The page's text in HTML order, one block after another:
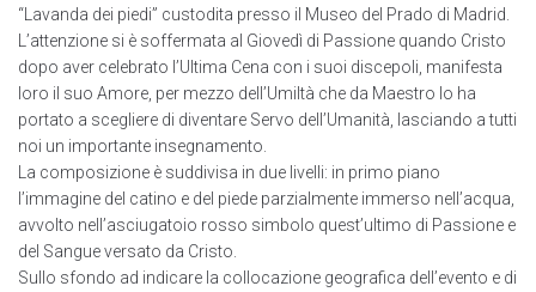
“Lavanda dei piedi” custodita presso il Museo del Prado di Madrid.
L’attenzione si è soffermata al Giovedì di Passione quando Cristo
dopo aver celebrato l’Ultima Cena con i suoi discepoli, manifesta
loro il suo Amore, per mezzo dell’Umiltà che da Maestro lo ha
portato a scegliere di diventare Servo dell’Umanità, lasciando a tutti
noi un importante insegnamento.
La composizione è suddivisa in due livelli: in primo piano
l’immagine del catino e del piede parzialmente immerso nell’acqua,
avvolto nell’asciugatoio rosso simbolo quest’ultimo di Passione e
del Sangue versato da Cristo.
Sullo sfondo ad indicare la collocazione geografica dell’evento e di